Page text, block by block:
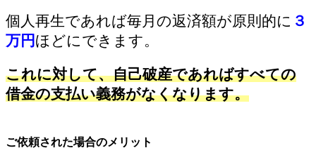
個人再生であれば毎月の返済額が原則的に ３
万円 ほどにできます。
これに対して、自己破産であればすべての
借金の支払い義務がなくなります。
ご依頼された場合のメリット